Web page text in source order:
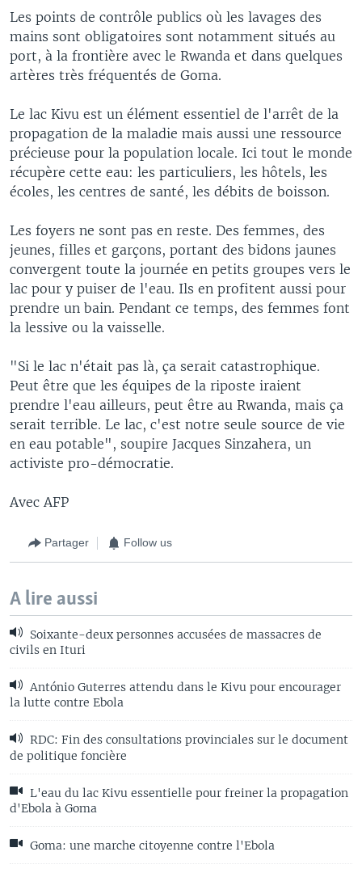
Les points de contrôle publics où les lavages des
mains sont obligatoires sont notamment situés au
port, à la frontière avec le Rwanda et dans quelques
artères très fréquentés de Goma.
Le lac Kivu est un élément essentiel de l'arrêt de la
propagation de la maladie mais aussi une ressource
précieuse pour la population locale. Ici tout le monde
récupère cette eau: les particuliers, les hôtels, les
écoles, les centres de santé, les débits de boisson.
Les foyers ne sont pas en reste. Des femmes, des
jeunes, filles et garçons, portant des bidons jaunes
convergent toute la journée en petits groupes vers le
lac pour y puiser de l'eau. Ils en profitent aussi pour
prendre un bain. Pendant ce temps, des femmes font
la lessive ou la vaisselle.
"Si le lac n'était pas là, ça serait catastrophique.
Peut être que les équipes de la riposte iraient
prendre l'eau ailleurs, peut être au Rwanda, mais ça
serait terrible. Le lac, c'est notre seule source de vie
en eau potable", soupire Jacques Sinzahera, un
activiste pro-démocratie.
Avec AFP
Partager Follow us
A lire aussi
Soixante-deux personnes accusées de massacres de
civils en Ituri
António Guterres attendu dans le Kivu pour encourager
la lutte contre Ebola
RDC: Fin des consultations provinciales sur le document
de politique foncière
L'eau du lac Kivu essentielle pour freiner la propagation
d'Ebola à Goma
Goma: une marche citoyenne contre l'Ebola